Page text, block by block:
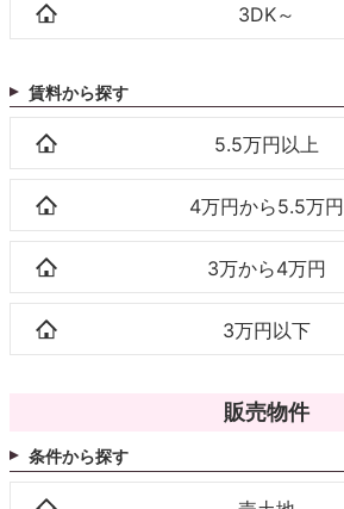
3DK～
賃料から探す
5.5万円以上
4万円から5.5万円
3万から4万円
3万円以下
販売物件
条件から探す